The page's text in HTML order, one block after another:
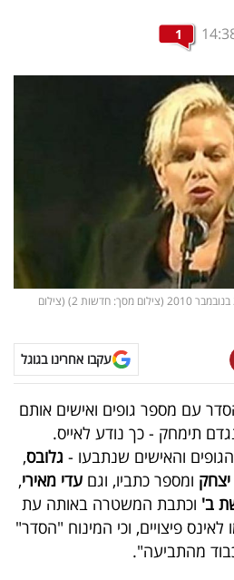
1
ד"ר אורלי אינס חושפת את עצמה, 25 בנובמבר 2010 (צילום מסך: חדשות 2) (צילום
עקבו אחרינו בגוגל
עם מספר גופים ואישים אותם
תימחק - כך נודע לאייס.
והאישים שנתבעו - גלובס,
יצחק ומספר כתביו, וגם עדי מאירי,
ב' וכתבת המשטרה באותה עת
פיצויים, וכי המינוח "הסדר"
מהתביעה".